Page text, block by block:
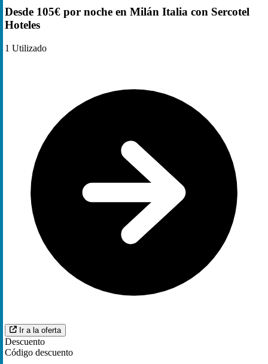
Desde 105€ por noche en Milán Italia con Sercotel
Hoteles
1 Utilizado
Ir a la oferta
Descuento
Código descuento